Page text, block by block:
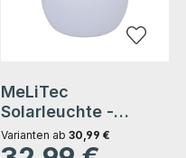
MeLiTec
Solarleuchte -
mehrfarbige
Bodenbeleuchtung
Varianten ab 30,99 €
Regulärer Preis: